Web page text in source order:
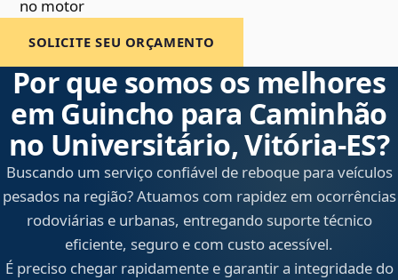
no motor
SOLICITE SEU ORÇAMENTO
Por que somos os melhores
em Guincho para Caminhão
no Universitário, Vitória‑ES?
Buscando um serviço confiável de reboque para veículos
pesados na região? Atuamos com rapidez em ocorrências
rodoviárias e urbanas, entregando suporte técnico
eficiente, seguro e com custo acessível.
É preciso chegar rapidamente e garantir a integridade do